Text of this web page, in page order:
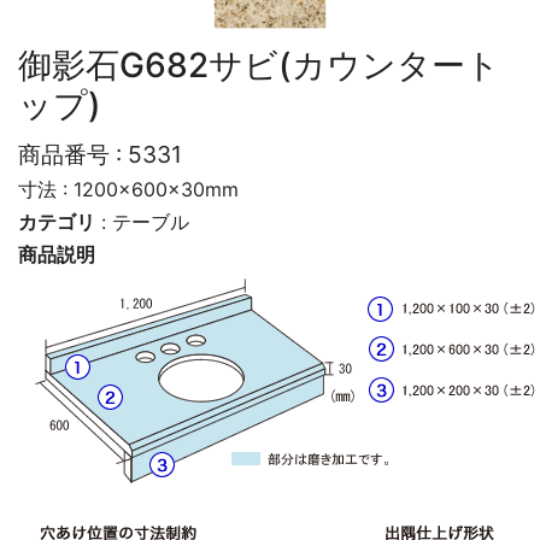
御影石G682サビ(カウンタート
ップ)
商品番号 : 5331
寸法 : 1200×600×30mm
カテゴリ : テーブル
商品説明